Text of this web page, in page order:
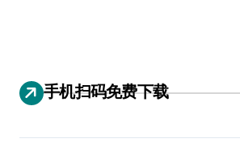
手机扫码免费下载